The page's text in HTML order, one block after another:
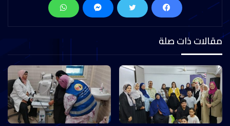
مقالات ذات صلة